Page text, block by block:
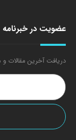
عضویت در خبرنامه
دریافت آخرین مقالات